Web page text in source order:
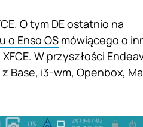
O tym DE ostatnio na
o Enso OS mówiącego o
W przyszłości
Base, i3-wm, Openbox,